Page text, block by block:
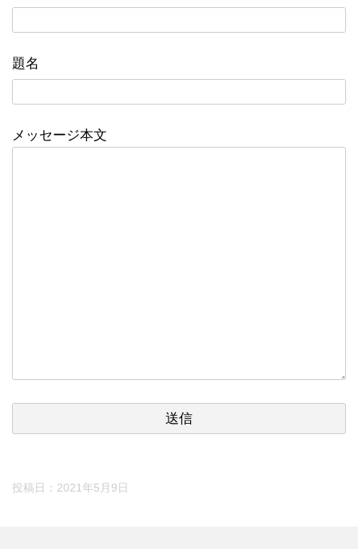
題名
メッセージ本文
投稿日： 2021年5月9日